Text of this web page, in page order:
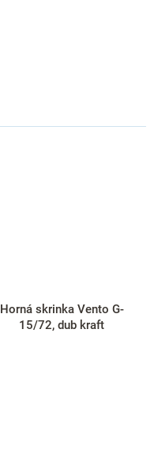
Horná skrinka Vento G-
15/72, dub kraft